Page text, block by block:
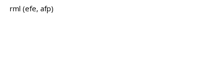
rml (efe, afp)